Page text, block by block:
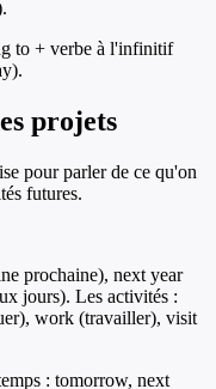
to + verbe à l'infinitif
projets
pour parler de ce qu'on
futures.
prochaine), next year
jours). Les activités :
work (travailler), visit
: tomorrow, next